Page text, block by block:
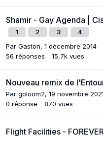
Shamir - Gay Agenda |
1 2 3 4
Par Gaston, 1 décembre 2014
56 réponses 15,7k vues
Nouveau remix de
Par goloom2, 19 novembre
0 réponse 870 vues
Flight Facilities -